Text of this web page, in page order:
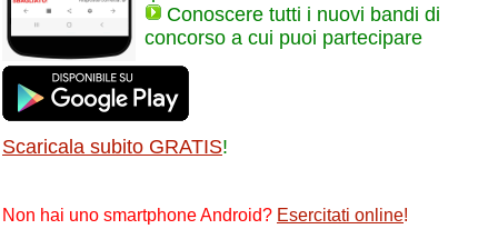
Conoscere tutti i nuovi bandi di
concorso a cui puoi partecipare
Scaricala subito GRATIS!
Non hai uno smartphone Android? Esercitati online!